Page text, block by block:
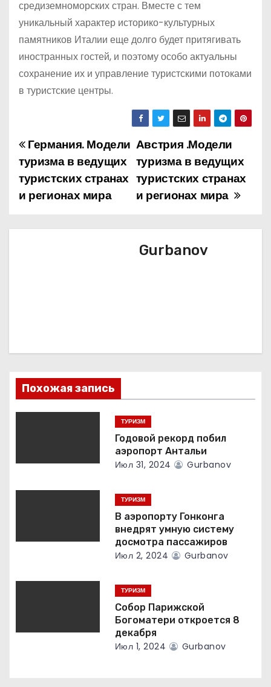
средиземноморских стран. Вместе с тем
уникальный характер историко-культурных
памятников Италии еще долго будет притягивать
иностранных гостей, и поэтому особо актуальны
сохранение их и управление туристскими потоками
в туристские центры.
Н
а
в
и
я
п
о
м
Австрия .Модели
туризма в ведущих
туристских странах
и регионах мира
Германия. Модели
туризма в ведущих
туристских странах
и регионах мира
Gurbanov
Похожая запись
ТУРИЗМ
Годовой рекорд побил
аэропорт Антальи
Июл 31, 2024 Gurbanov
ТУРИЗМ
В аэропорту Гонконга
внедрят умную систему
досмотра пассажиров
Июл 2, 2024 Gurbanov
ТУРИЗМ
Собор Парижской
Богоматери откроется 8
декабря
Июл 1, 2024 Gurbanov